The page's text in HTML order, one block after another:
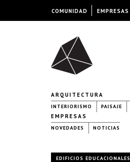
ARQUITECTURA
INTERIORISMO PAISAJE
EMPRESAS
NOVEDADES NOTICIAS
EDIFICIOS EDUCACIONALES
COMUNIDAD EMPRESAS